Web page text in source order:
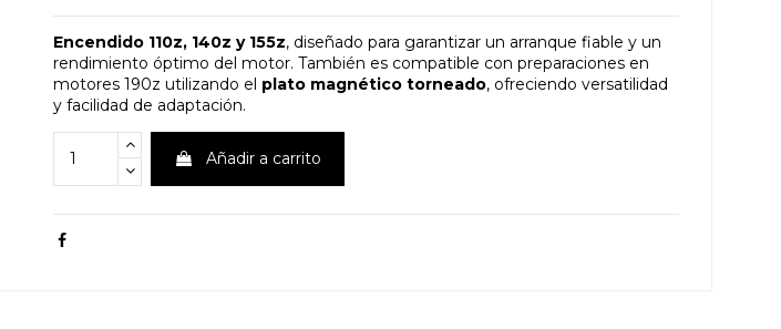
Encendido 110z, 140z y 155z, diseñado para garantizar un arranque fiable y un
rendimiento óptimo del motor. También es compatible con preparaciones en
motores 190z utilizando el plato magnético torneado, ofreciendo versatilidad
y facilidad de adaptación.
Añadir a carrito